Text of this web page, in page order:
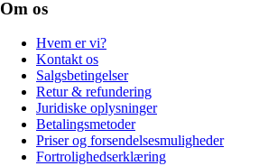
Om os
Hvem er vi?
Kontakt os
Salgsbetingelser
Retur & refundering
Juridiske oplysninger
Betalingsmetoder
Priser og forsendelsesmuligheder
Fortrolighedserklæring